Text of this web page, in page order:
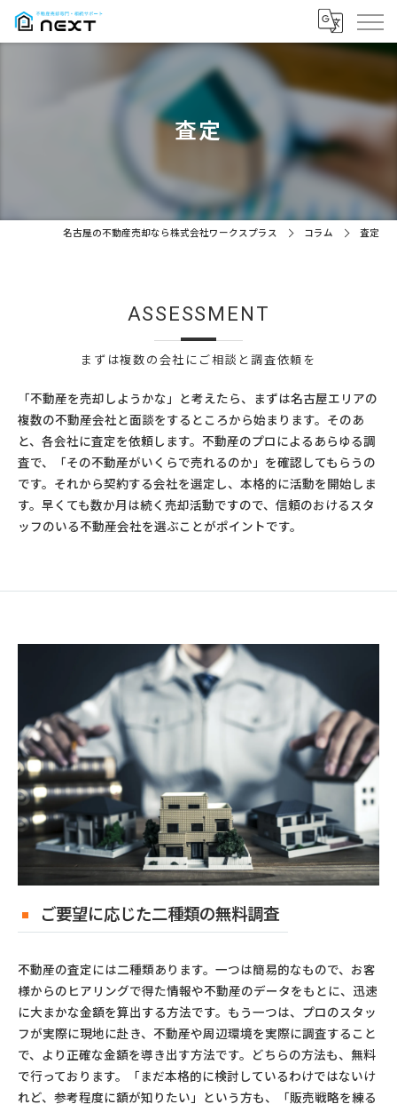
査定
名古屋の不動産売却なら株式会社ワークスプラス コラム 査定
まずは複数の会社にご相談と調査依頼を
ASSESSMENT
「不動産を売却しようかな」と考えたら、まずは名古屋エリアの
複数の不動産会社と面談をするところから始まります。そのあ
と、各会社に査定を依頼します。不動産のプロによるあらゆる調
査で、「その不動産がいくらで売れるのか」を確認してもらうの
です。それから契約する会社を選定し、本格的に活動を開始しま
す。早くても数か月は続く売却活動ですので、信頼のおけるスタ
ッフのいる不動産会社を選ぶことがポイントです。
ご要望に応じた二種類の無料調査
不動産の査定には二種類あります。一つは簡易的なもので、お客
様からのヒアリングで得た情報や不動産のデータをもとに、迅速
に大まかな金額を算出する方法です。もう一つは、プロのスタッ
フが実際に現地に赴き、不動産や周辺環境を実際に調査すること
で、より正確な金額を導き出す方法です。どちらの方法も、無料
で行っております。「まだ本格的に検討しているわけではないけ
れど、参考程度に額が知りたい」という方も、「販売戦略を練る